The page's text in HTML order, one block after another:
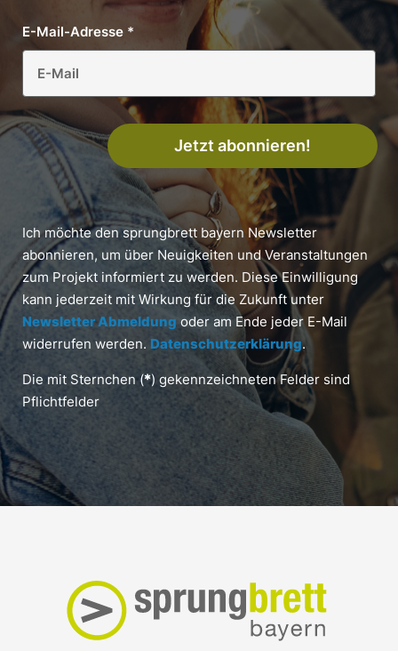
E-Mail-Adresse *
Jetzt abonnieren!
Ich möchte den sprungbrett bayern Newsletter
abonnieren, um über Neuigkeiten und Veranstaltungen
zum Projekt informiert zu werden. Diese Einwilligung
kann jederzeit mit Wirkung für die Zukunft unter
Newsletter Abmeldung oder am Ende jeder E-Mail
widerrufen werden. Datenschutzerklärung.
Die mit Sternchen (*) gekennzeichneten Felder sind
Pflichtfelder